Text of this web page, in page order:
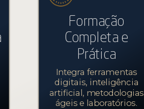
Formação
Completa e
Prática
Integra ferramentas
digitais, inteligência
artificial, metodologias
ágeis e laboratórios.